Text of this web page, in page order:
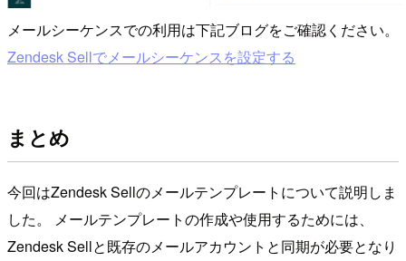
メールシーケンスでの利用は下記ブログをご確認ください。
Zendesk Sellでメールシーケンスを設定する
まとめ
今回はZendesk Sellのメールテンプレートについて説明しま
した。 メールテンプレートの作成や使用するためには、
Zendesk Sellと既存のメールアカウントと同期が必要となり